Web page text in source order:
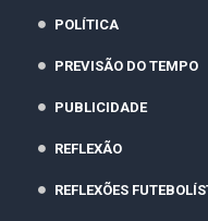
POLÍTICA
PREVISÃO DO TEMPO
PUBLICIDADE
REFLEXÃO
REFLEXÕES